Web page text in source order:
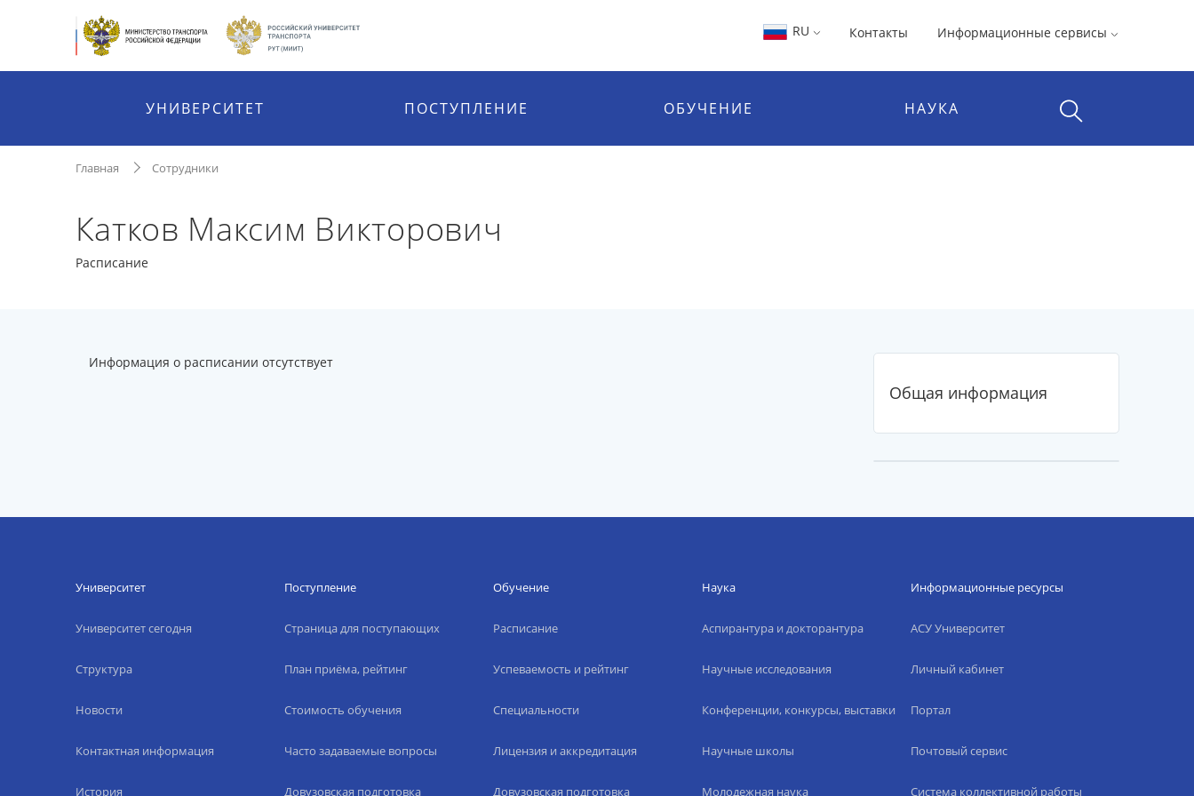
RU Контакты Информационные сервисы
УНИВЕРСИТЕТ ПОСТУПЛЕНИЕ ОБУЧЕНИЕ НАУКА
Главная Сотрудники
Катков Максим Викторович
Расписание
Информация о расписании отсутствует
Общая информация
Университет
Университет сегодня
Структура
Новости
Контактная информация
История
Поступление
Страница для поступающих
План приёма, рейтинг
Стоимость обучения
Часто задаваемые вопросы
Довузовская подготовка
Обучение
Расписание
Успеваемость и рейтинг
Специальности
Лицензия и аккредитация
Довузовская подготовка
Наука
Аспирантура и докторантура
Научные исследования
Конференции, конкурсы, выставки
Научные школы
Молодежная наука
Информационные ресурсы
АСУ Университет
Личный кабинет
Портал
Почтовый сервис
Система коллективной работы